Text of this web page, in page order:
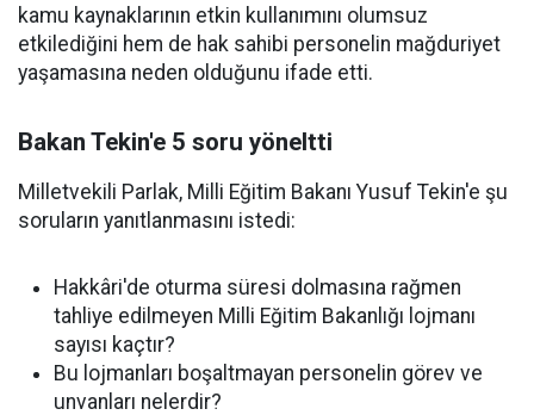
kamu kaynaklarının etkin kullanımını olumsuz
etkilediğini hem de hak sahibi personelin mağduriyet
yaşamasına neden olduğunu ifade etti.
Bakan Tekin'e 5 soru yöneltti
Milletvekili Parlak, Milli Eğitim Bakanı Yusuf Tekin'e şu
soruların yanıtlanmasını istedi:
Hakkâri'de oturma süresi dolmasına rağmen
tahliye edilmeyen Milli Eğitim Bakanlığı lojmanı
sayısı kaçtır?
Bu lojmanları boşaltmayan personelin görev ve
unvanları nelerdir?